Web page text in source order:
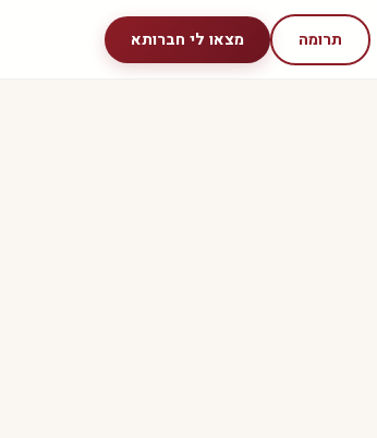
תרומה מצאו לי חברותא